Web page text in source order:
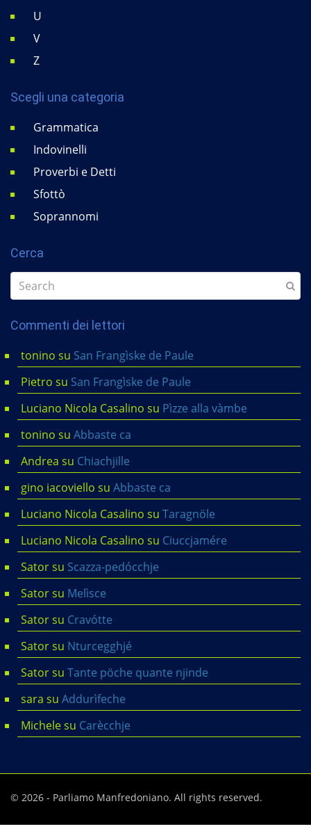
U
V
Z
Scegli una categoria
Grammatica
Indovinelli
Proverbi e Detti
Sfottò
Soprannomi
Cerca
Commenti dei lettori
tonino su San Frangìske de Paule
Pietro su San Frangìske de Paule
Luciano Nicola Casalino su Pìzze alla vàmbe
tonino su Abbaste ca
Andrea su Chiachjille
gino iacoviello su Abbaste ca
Luciano Nicola Casalino su Taragnöle
Luciano Nicola Casalino su Ciuccjamére
Satorsu Scazza-pedócchje
Satorsu Melìsce
Satorsu Cravótte
Satorsu Nturcegghjé
Satorsu Tante pöche quante njinde
sara su Addurìfeche
Michelesu Carècchje
© 2026 - Parliamo Manfredoniano. All rights reserved.